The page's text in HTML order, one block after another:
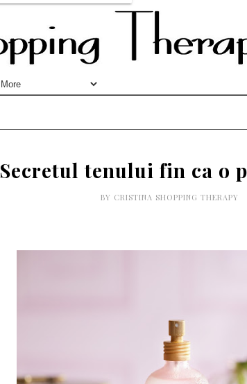
Secretul tenului fin ca o
BY CRISTINA SHOPPING THERAPY